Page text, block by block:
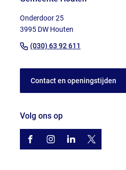
het
van
paginainhoud
Onderdoor 25
3995 DW Houten
(030) 63 92 611
een
Contact en openingstijden
Volg ons op
/gemhouten
(Verwijstgemhouten
(Verwijstgemeente-
(Verwijst(Verwijst